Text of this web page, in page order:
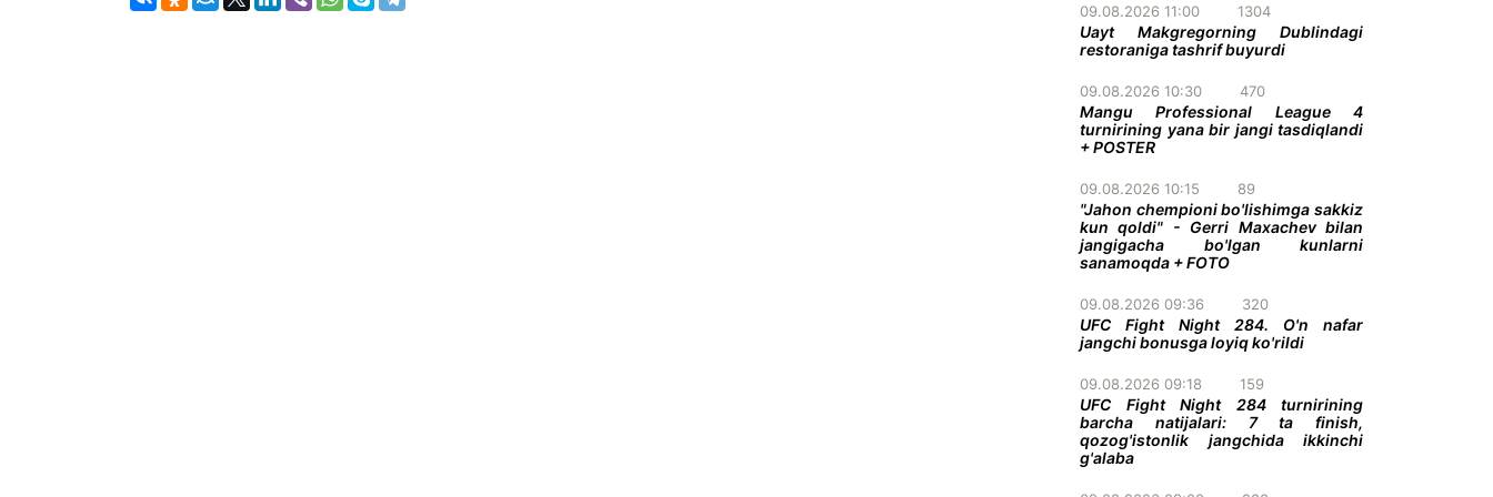
09.08.2026 11:00 1304
Uayt Makgregorning Dublindagi
restoraniga tashrif buyurdi
09.08.2026 10:30 470
Mangu Professional League 4
turnirining yana bir jangi tasdiqlandi
+ POSTER
09.08.2026 10:15 89
"Jahon chempioni bo'lishimga sakkiz
kun qoldi" - Gerri Maxachev bilan
jangigacha bo'lgan kunlarni
sanamoqda + FOTO
09.08.2026 09:36 320
UFC Fight Night 284. O'n nafar
jangchi bonusga loyiq ko'rildi
09.08.2026 09:18 159
UFC Fight Night 284 turnirining
barcha natijalari: 7 ta finish,
qozog'istonlik jangchida ikkinchi
g'alaba